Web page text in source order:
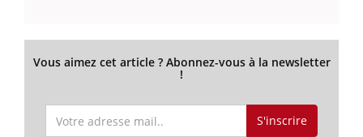
Vous aimez cet article ? Abonnez-vous à la newsletter
!
S'inscrire